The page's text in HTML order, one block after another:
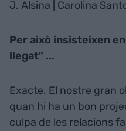
J. Alsina | Carolina
Per això insisteixen
llegat" ...
Exacte. El nostre gran
quan hi ha un bon
culpa de les relacions